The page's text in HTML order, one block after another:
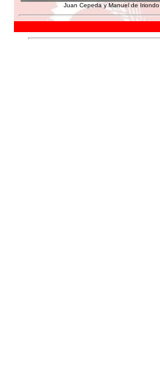
Juan Cepeda y Manuel de Iriondo